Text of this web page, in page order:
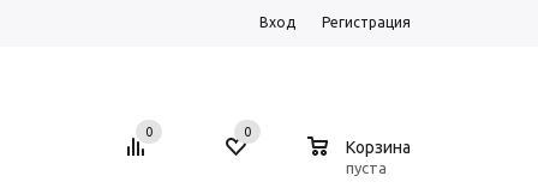
Вход Регистрация
0 0
Корзина
пуста